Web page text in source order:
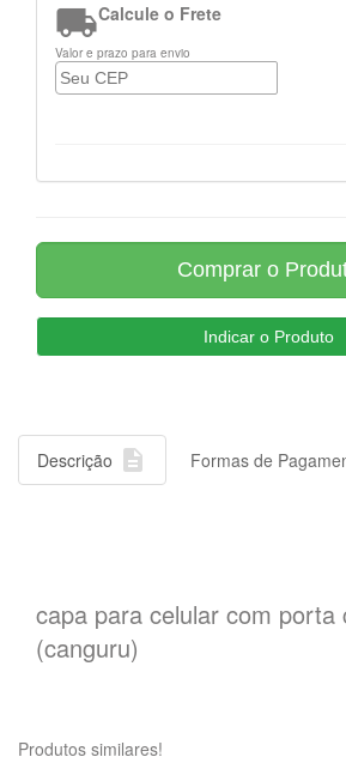
Calcule o Frete
Valor e prazo para envio
Descrição  Formas de
capa para celular com porta
(canguru)
Produtos similares!